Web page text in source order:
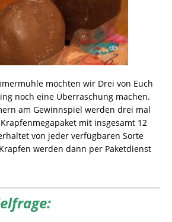
möchten wir Drei von Euch
noch eine Überraschung machen.
am Gewinnspiel werden drei mal
mit insgesamt 12
von jeder verfügbaren Sorte
werden dann per Paketdienst